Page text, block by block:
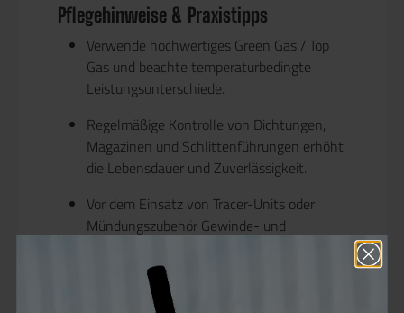
Pflegehinweise & Praxistipps
Verwende hochwertiges Green Gas / Top
Gas und beachte temperaturbedingte
Leistungsunterschiede.
Regelmäßige Kontrolle von Dichtungen,
Magazinen und Schlittenführungen erhöht
die Lebensdauer und Zuverlässigkeit.
Vor dem Einsatz von Tracer-Units oder
Mündungszubehör Gewinde- und
Zur Optimierung der Präzision regelmäßig
Hop-Up und Lauf reinigen bzw.